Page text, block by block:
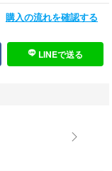
購入の流れを確認する
LINEで送る